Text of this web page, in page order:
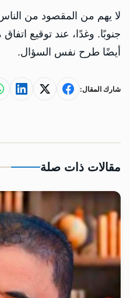
لا يهم من المقصود من
جنوبًا. وغدًا، عند توقيع اتفاق
أيضًا طرح نفس السؤال.
شارك المقال:
مقالات ذات صلة